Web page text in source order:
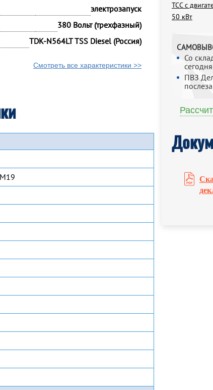
ТСС с
50 кВт
Со
ПВЗ
электрозапуск
380 Вольт (трехфазный)
TDK-N564LT TSS Diesel (Россия)
Смотреть все характеристики >>